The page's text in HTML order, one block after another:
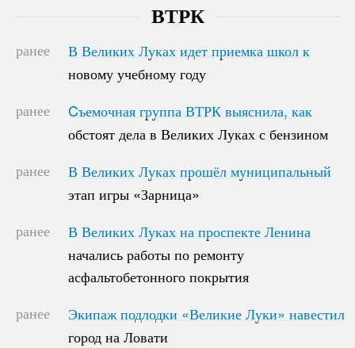
ВТРК
ранее
В Великих Луках идет приемка школ к
новому учебному году
В Великих Луках идет приемка школ к
новому учебному году
ранее
Cъемочная группа ВТРК выяснила, как
обстоят дела в Великих Луках с бензином
Cъемочная группа ВТРК выяснила, как
обстоят дела в Великих Луках с бензином
ранее
В Великих Луках прошёл муниципальный
этап игры «Зарница»
В Великих Луках прошёл муниципальный
этап игры «Зарница»
ранее
В Великих Луках на проспекте Ленина
начались работы по ремонту
асфальтобетонного покрытия
В Великих Луках на проспекте Ленина
начались работы по ремонту
асфальтобетонного покрытия
ранее
Экипаж подлодки «Великие Луки» навестил
город на Ловати
Экипаж подлодки «Великие Луки» навестил
город на Ловати